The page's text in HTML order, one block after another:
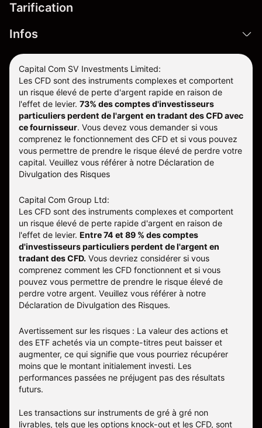
Tarification
Infos
Capital Com SV Investments Limited:
Les CFD sont des instruments complexes et comportent
un risque élevé de perte d'argent rapide en raison de
l'effet de levier. 73% des comptes d'investisseurs
particuliers perdent de l'argent en tradant des CFD avec
ce fournisseur. Vous devez vous demander si vous
comprenez le fonctionnement des CFD et si vous pouvez
vous permettre de prendre le risque élevé de perdre votre
capital. Veuillez vous référer à notre Déclaration de
Divulgation des Risques
Capital Com Group Ltd:
Les CFD sont des instruments complexes et comportent
un risque élevé de perte rapide d'argent en raison de
l'effet de levier. Entre 74 et 89 % des comptes
d'investisseurs particuliers perdent de l'argent en
tradant des CFD. Vous devriez considérer si vous
comprenez comment les CFD fonctionnent et si vous
pouvez vous permettre de prendre le risque élevé de
perdre votre argent. Veuillez vous référer à notre
Déclaration de Divulgation des Risques.
Avertissement sur les risques : La valeur des actions et
des ETF achetés via un compte-titres peut baisser et
augmenter, ce qui signifie que vous pourriez récupérer
moins que le montant initialement investi. Les
performances passées ne préjugent pas des résultats
futurs.
Les transactions sur instruments de gré à gré non
livrables, tels que les options knock-out et les CFD, sont